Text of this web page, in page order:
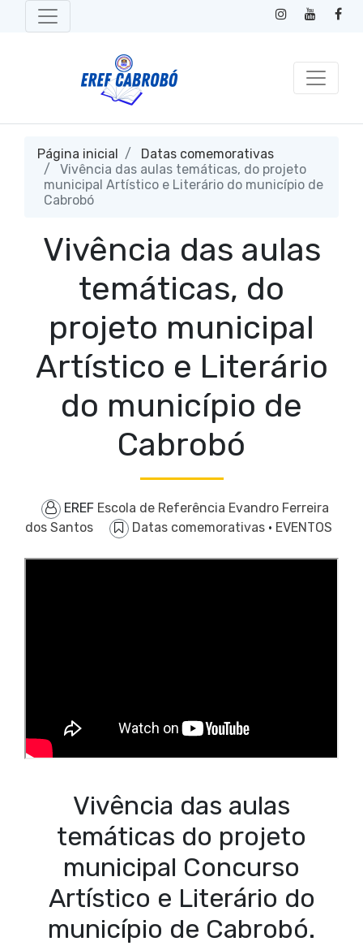
Página inicial
Datas comemorativas
Vivência das aulas temáticas, do projeto
municipal Artístico e Literário do município de
Cabrobó
Vivência das aulas
temáticas, do
projeto municipal
Artístico e Literário
do município de
Cabrobó
EREF Escola de Referência Evandro Ferreira
dos Santos
Datas comemorativas · EVENTOS
Vivência das aulas
temáticas do projeto
municipal Concurso
Artístico e Literário do
município de Cabrobó.